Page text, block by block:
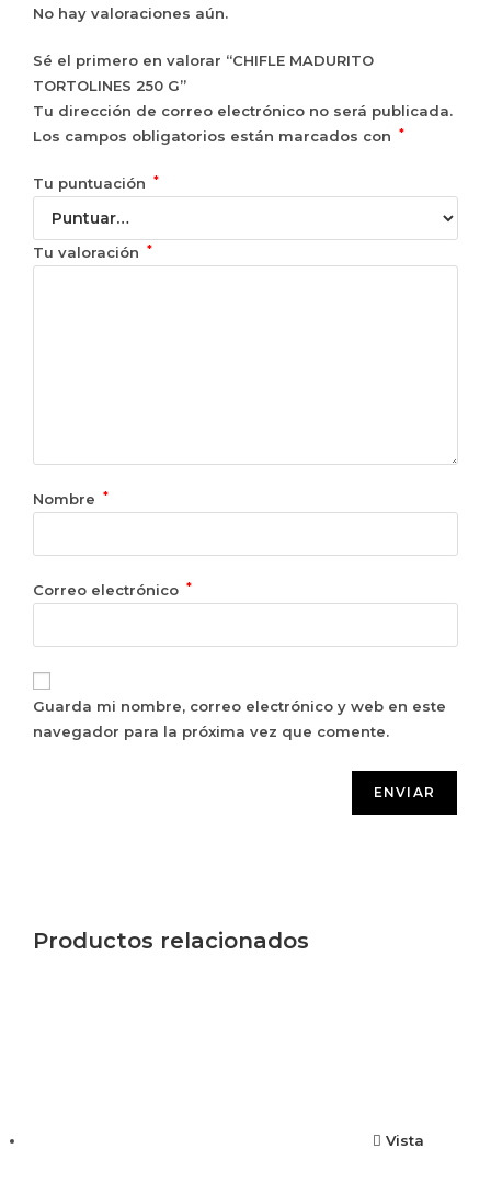
No hay valoraciones aún.
Sé el primero en valorar “CHIFLE MADURITO
TORTOLINES 250 G”
Tu dirección de correo electrónico no será publicada.
Los campos obligatorios están marcados con
*
Tu puntuación *
Tu valoración *
Nombre *
Correo electrónico *
Guarda mi nombre, correo electrónico y web en este
navegador para la próxima vez que comente.
Productos relacionados
Vista